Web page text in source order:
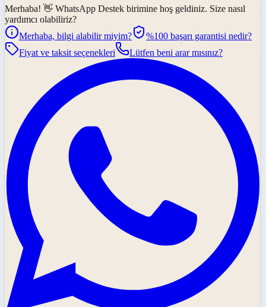
Merhaba! 👋 WhatsApp Destek birimine hoş geldiniz. Size nasıl
yardımcı olabiliriz?
Merhaba, bilgi alabilir miyim?
%100 başarı garantisi nedir?
Fiyat ve taksit seçenekleri
Lütfen beni arar mısınız?